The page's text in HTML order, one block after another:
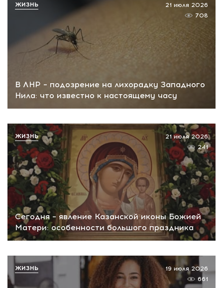
В ЛНР – подозрение на лихорадку Западного
Нила: что известно к настоящему часу
21 июля 2026
708
ЖИЗНЬ
Сегодня – явление Казанской иконы Божией
Матери: особенности большого праздника
21 июля 2026
241
ЖИЗНЬ
19 июля 2026
661
ЖИЗНЬ